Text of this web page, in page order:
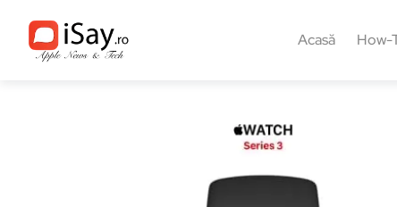
Acasă How-